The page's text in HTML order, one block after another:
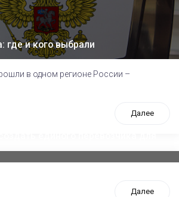
где и кого выбрали
в одном регионе России –
Далее
Далее